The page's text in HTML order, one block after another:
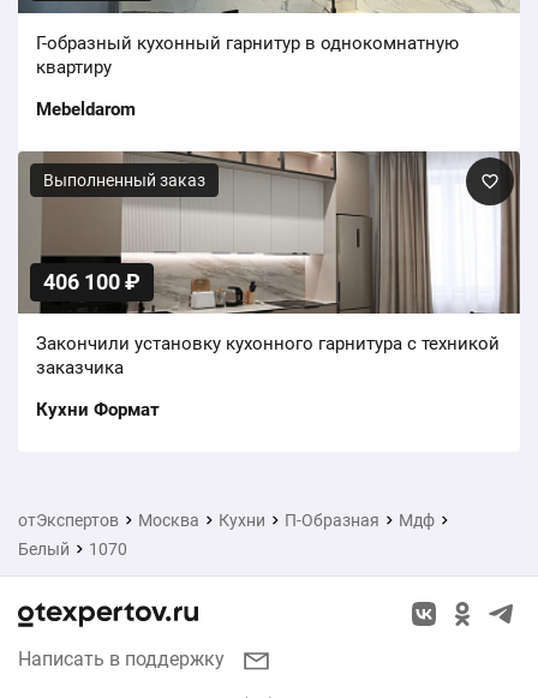
Г-образный кухонный гарнитур в однокомнатную
квартиру
Mebeldarom
Выполненный заказ
406 100 ₽
Закончили установку кухонного гарнитура с техникой
заказчика
Кухни Формат
отЭкспертов Москва Кухни П-Образная
Мдф
Белый
1070
Написать в поддержку